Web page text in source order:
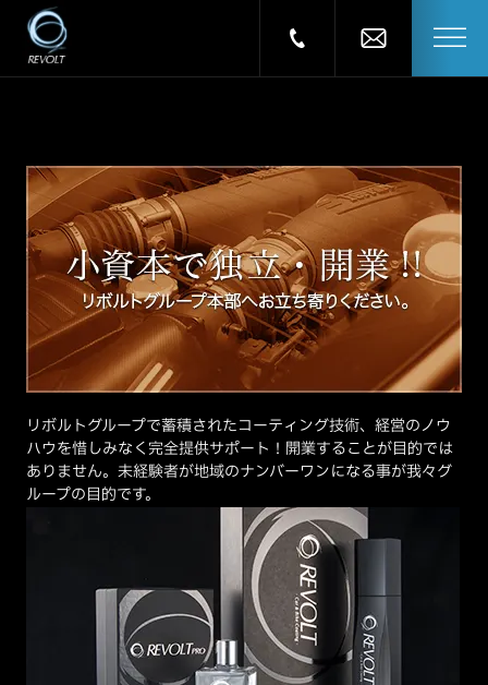
リボルトグループで蓄積されたコーティング技術、経営のノウ
ハウを惜しみなく完全提供サポート！開業することが目的では
ありません。未経験者が地域のナンバーワンになる事が我々グ
ループの目的です。